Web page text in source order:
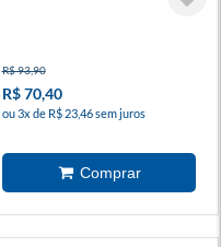
R$ 93,90
R$ 70,40
ou 3x de R$ 23,46 sem juros